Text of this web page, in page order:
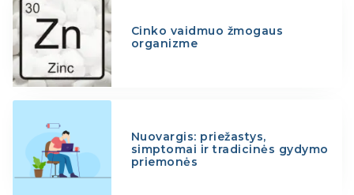
Cinko vaidmuo žmogaus
organizme
Nuovargis: priežastys,
simptomai ir tradicinės gydymo
priemonės